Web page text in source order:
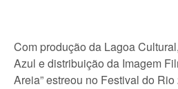
Com produção da Lagoa
Azul e distribuição da Imagem
Areia” estreou no Festival do